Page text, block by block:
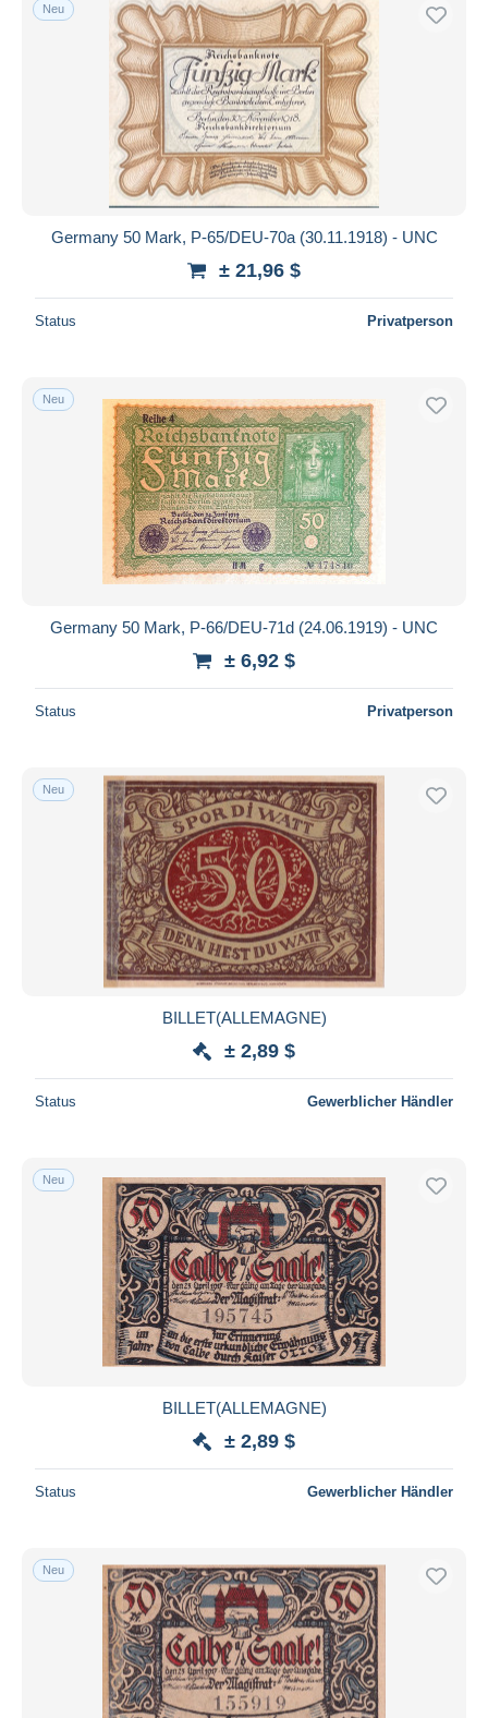
Neu
Germany 50 Mark, P-65/DEU-70a (30.11.1918) - UNC
± 21,96 $
Status Privatperson
Neu
Germany 50 Mark, P-66/DEU-71d (24.06.1919) - UNC
± 6,92 $
Status Privatperson
Neu
BILLET(ALLEMAGNE)
± 2,89 $
Status Gewerblicher Händler
Neu
BILLET(ALLEMAGNE)
± 2,89 $
Status Gewerblicher Händler
Neu